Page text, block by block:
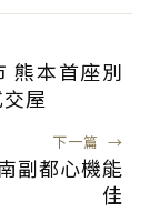
熊本首座別
屋
下一篇 →
副都心機能
佳